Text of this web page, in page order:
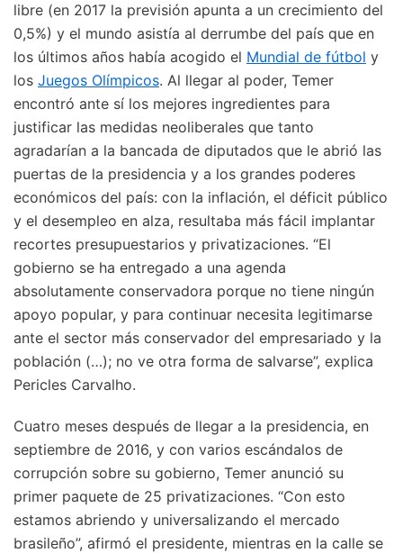
libre (en 2017 la previsión apunta a un crecimiento del
0,5%) y el mundo asistía al derrumbe del país que en
los últimos años había acogido el Mundial de fútbol y
los Juegos Olímpicos. Al llegar al poder, Temer
encontró ante sí los mejores ingredientes para
justificar las medidas neoliberales que tanto
agradarían a la bancada de diputados que le abrió las
puertas de la presidencia y a los grandes poderes
económicos del país: con la inflación, el déficit público
y el desempleo en alza, resultaba más fácil implantar
recortes presupuestarios y privatizaciones. “El
gobierno se ha entregado a una agenda
absolutamente conservadora porque no tiene ningún
apoyo popular, y para continuar necesita legitimarse
ante el sector más conservador del empresariado y la
población (…); no ve otra forma de salvarse”, explica
Pericles Carvalho.
Cuatro meses después de llegar a la presidencia, en
septiembre de 2016, y con varios escándalos de
corrupción sobre su gobierno, Temer anunció su
primer paquete de 25 privatizaciones. “Con esto
estamos abriendo y universalizando el mercado
brasileño”, afirmó el presidente, mientras en la calle se